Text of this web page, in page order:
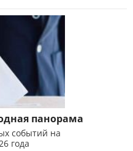
панорама
событий на
года